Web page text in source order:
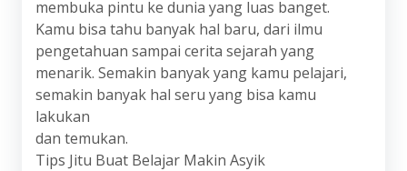
membuka pintu ke dunia yang luas banget.
Kamu bisa tahu banyak hal baru, dari ilmu
pengetahuan sampai cerita sejarah yang
menarik. Semakin banyak yang kamu pelajari,
semakin banyak hal seru yang bisa kamu
lakukan
dan temukan.
Tips Jitu Buat Belajar Makin Asyik